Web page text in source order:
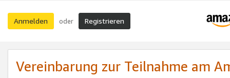
Anmelden oder Registrieren
Vereinbarung zur Teilnahme am